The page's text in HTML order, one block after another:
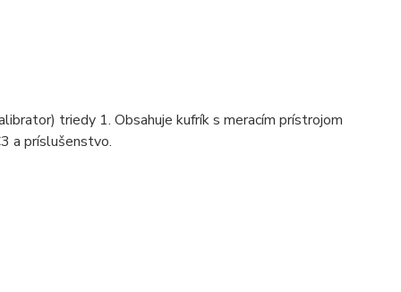
triedy 1. Obsahuje kufrík s meracím prístrojom
a príslušenstvo.